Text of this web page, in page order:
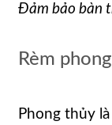
Đảm bảo bàn
Rèm
Phong thủy